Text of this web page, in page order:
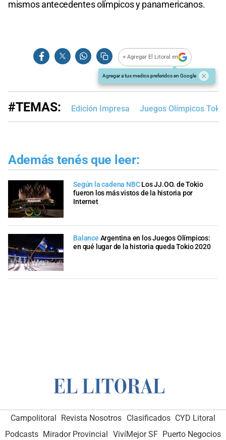
mismos antecedentes olímpicos y panamericanos.
+ Agregar El Litoral en
Agregar a tus medios preferidos en Google
#TEMAS: Edición Impresa Juegos Olímpicos
Además tenés que leer:
Según la cadena NBC Los JJ.OO. de Tokio
fueron los más vistos de la historia por
Internet
Balance Argentina en los Juegos Olímpicos:
en qué lugar de la historia queda Tokio 2020
Campolitoral Revista Nosotros Clasificados CYD Litoral
Podcasts Mirador Provincial VivíMejor SF Puerto Negocios